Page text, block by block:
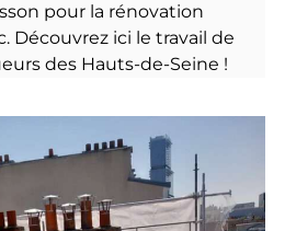
pour la rénovation
Découvrez ici le travail de
des Hauts-de-Seine !